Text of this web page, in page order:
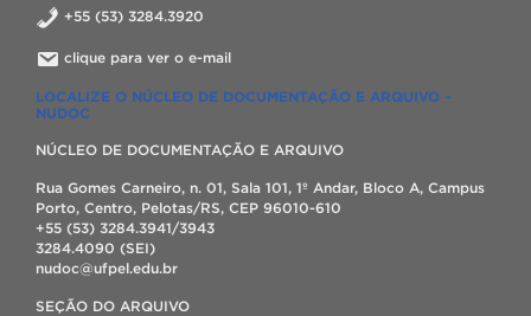
+55 (53) 3284.3920
clique para ver o e-mail
LOCALIZE O NÚCLEO DE DOCUMENTAÇÃO E ARQUIVO –
NUDOC
NÚCLEO DE DOCUMENTAÇÃO E ARQUIVO
Rua Gomes Carneiro, n. 01, Sala 101, 1º Andar, Bloco A, Campus
Porto, Centro, Pelotas/RS, CEP 96010-610
+55 (53) 3284.3941/3943
3284.4090 (SEI)
nudoc@ufpel.edu.br
SEÇÃO DO ARQUIVO